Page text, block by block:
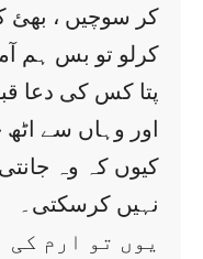
کر سوچیں ، بھئ
کرلو تو بس ہم
پتا کس کی دعا
اور وہاں سے
کیوں کہ وہ
نہیں کرسکتی۔
یوں تو ارم کی